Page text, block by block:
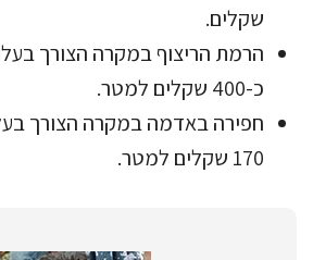
שקלים.
הרמת הריצוף במקרה הצורך
כ-400 שקלים למטר.
חפירה באדמה במקרה הצורך
170 שקלים למטר.